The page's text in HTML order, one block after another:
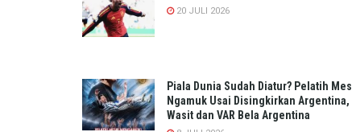
20 JULI 2026
Piala Dunia Sudah Diatur? Pelatih
Ngamuk Usai Disingkirkan Argentina,
Wasit dan VAR Bela Argentina